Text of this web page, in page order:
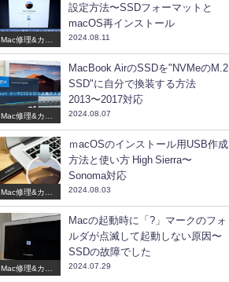
Mac修理&カス
設定方法〜SSDフォーマットと
macOS再インストール
2024.08.11
Mac修理&カス
MacBook AirのSSDを"NVMeのM.2
SSD"に自分で換装する方法
2013〜2017対応
2024.08.07
Mac修理&カス
ｍacOSのインストール用USB作成
方法と使い方 High Sierra〜
Sonoma対応
2024.08.03
Mac修理&カス
Macの起動時に「?」マークのフォ
ルダが点滅して起動しない原因〜
SSDの故障でした
2024.07.29